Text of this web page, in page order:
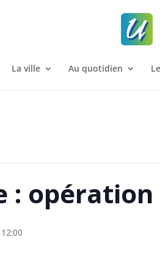
La ville Au quotidien
:
12:00